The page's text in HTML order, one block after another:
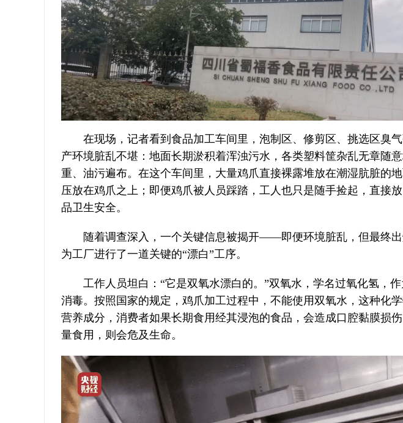
在现场，记者看到食品加工车间里，泡制区、修剪区、挑选区臭
产环境脏乱不堪：地面长期淤积着浑浊污水，各类塑料筐杂乱无章随
重、油污遍布。在这个车间里，大量鸡爪直接裸露堆放在潮湿肮脏的
压放在鸡爪之上；即便鸡爪被人员踩踏，工人也只是随手捡起，直接
品卫生安全。
随着调查深入，一个关键信息被揭开——即便环境脏乱，但最终
为工厂进行了一道关键的“漂白”工序。
工作人员坦白：“它是双氧水漂白的。”双氧水，学名过氧化氢，
消毒。按照国家的规定，鸡爪加工过程中，不能使用双氧水，这种化
营养成分，消费者如果长期食用经其浸泡的食品，会造成口腔黏膜损
量食用，则会危及生命。